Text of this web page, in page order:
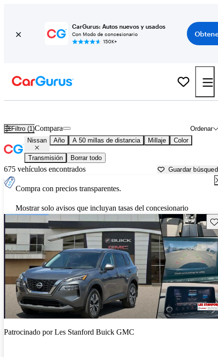
CarGurus: Autos nuevos y usados
Con Modo de concesionario
150K+
Filtro (1) Ordenar
Compara
Nissan Año A 50 millas de distancia Millaje Color
Transmisión Borrar todo
675 vehículos encontrados Guardar
Compra con precios transparentes.
Mostrar solo avisos que incluyan tasas del concesionario
Patrocinado porLes Stanford Buick GMC